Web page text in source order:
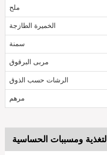
ملح
الخميرة الطازجة
سمنة
مربى البرقوق
الرشات حسب الذوق
مرهم
التغذية ومسببات الحساسية